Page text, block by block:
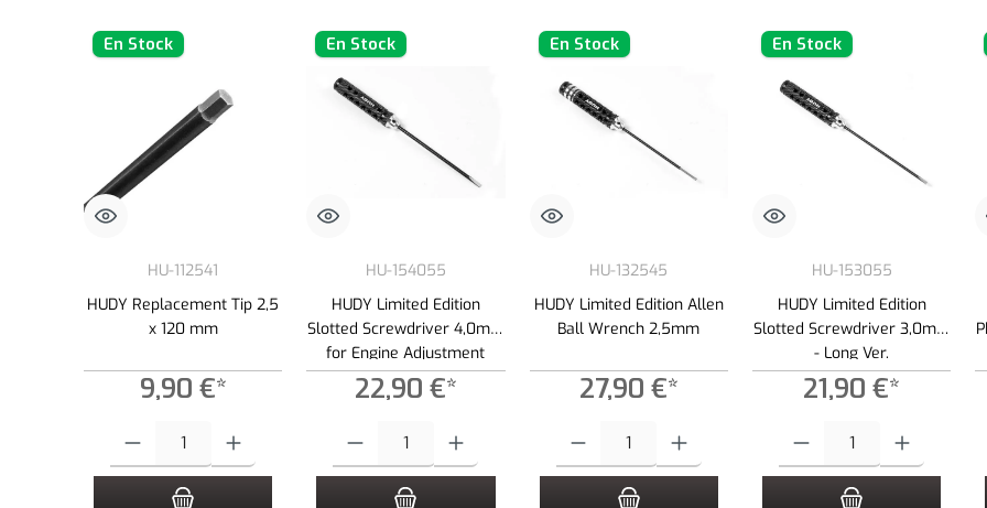
En Stock
HU-112541
HUDY Replacement Tip 2,5
x 120 mm
9,90 €*
En Stock
HU-154055
HUDY Limited Edition
Slotted Screwdriver 4,0mm
for Engine Adjustment
22,90 €*
En Stock
HU-132545
HUDY Limited Edition Allen
Ball Wrench 2,5mm
27,90 €*
En Stock
HU-153055
HUDY Limited Edition
Slotted Screwdriver 3,0mm
- Long Ver.
21,90 €*